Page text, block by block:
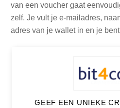
van een voucher gaat
zelf. Je vult je e-mailadres,
adres van je wallet in en je
GEEF EEN UNIEKE